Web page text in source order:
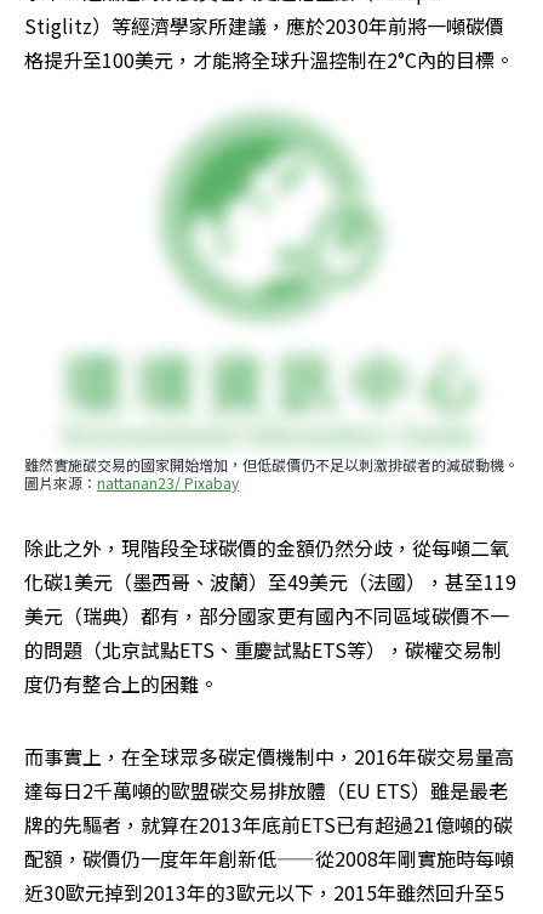
Stiglitz）等經濟學家所建議，應於2030年前將一噸碳價
格提升至100美元，才能將全球升溫控制在2°C內的目標。
雖然實施碳交易的國家開始增加，但低碳價仍不足以刺激排碳者的減碳動機。
圖片來源： nattanan23/ Pixabay
除此之外，現階段全球碳價的金額仍然分歧，從每噸二氧
化碳1美元（墨西哥、波蘭）至49美元（法國），甚至119
美元（瑞典）都有，部分國家更有國內不同區域碳價不一
的問題（北京試點ETS、重慶試點ETS等），碳權交易制
度仍有整合上的困難。
而事實上，在全球眾多碳定價機制中，2016年碳交易量高
達每日2千萬噸的歐盟碳交易排放體（EU ETS）雖是最老
牌的先驅者，就算在2013年底前ETS已有超過21億噸的碳
配額，碳價仍一度年年創新低——從2008年剛實施時每噸
近30歐元掉到2013年的3歐元以下，2015年雖然回升至5